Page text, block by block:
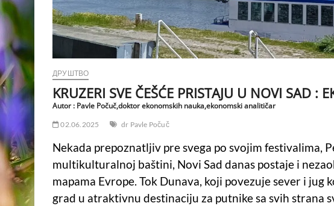
ДРУШТВО
KRUZERI SVE ČEŠĆE PRISTAJU U NOVI SAD :
Autor : Pavle Počuč,doktor ekonomskih nauka,ekonomski analitičar
02.06.2025 dr Pavle Počuč
Nekada prepoznatljiv pre svega po svojim festivalima,
multikulturalnoj baštini, Novi Sad danas postaje i
mapama Evrope. Tok Dunava, koji povezuje sever i
grad u atraktivnu destinaciju za putnike sa svih strana